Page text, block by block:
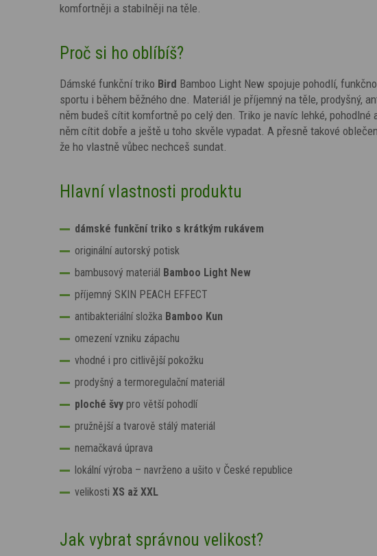
komfortněji a stabilněji na těle.
Proč si ho oblíbíš?
Dámské funkční triko Bird Bamboo Light New spojuje pohodlí,
sportu i během běžného dne. Materiál je příjemný na těle, prodyšný,
něm budeš cítit komfortně po celý den. Triko je navíc lehké,
něm cítit dobře a ještě u toho skvěle vypadat. A přesně takové
že ho vlastně vůbec nechceš sundat.
Hlavní vlastnosti produktu
dámské funkční triko s krátkým rukávem
originální autorský potisk
bambusový materiál Bamboo Light New
příjemný SKIN PEACH EFFECT
antibakteriální složka Bamboo Kun
omezení vzniku zápachu
vhodné i pro citlivější pokožku
prodyšný a termoregulační materiál
ploché švy pro větší pohodlí
pružnější a tvarově stálý materiál
nemačkavá úprava
lokální výroba – navrženo a ušito v České republice
velikosti XS až XXL
Jak vybrat správnou velikost?